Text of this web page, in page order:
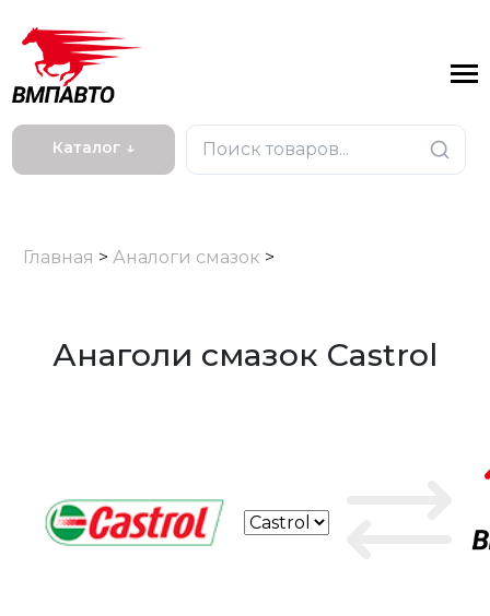
Каталог ↓
Главная > Аналоги смазок >
Анаголи смазок Castrol